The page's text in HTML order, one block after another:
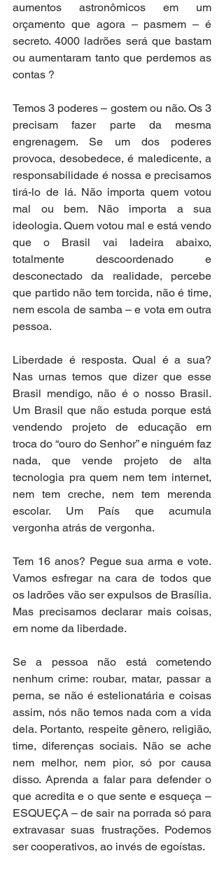
aumentos astronômicos em um
orçamento que agora – pasmem – é
secreto. 4000 ladrões será que bastam
ou aumentaram tanto que perdemos as
contas ?
Temos 3 poderes – gostem ou não. Os 3
precisam fazer parte da mesma
engrenagem. Se um dos poderes
provoca, desobedece, é maledicente, a
responsabilidade é nossa e precisamos
tirá-lo de lá. Não importa quem votou
mal ou bem. Não importa a sua
ideologia. Quem votou mal e está vendo
que o Brasil vai ladeira abaixo,
totalmente descoordenado e
desconectado da realidade, percebe
que partido não tem torcida, não é time,
nem escola de samba – e vota em outra
pessoa.
Liberdade é resposta. Qual é a sua?
Nas urnas temos que dizer que esse
Brasil mendigo, não é o nosso Brasil.
Um Brasil que não estuda porque está
vendendo projeto de educação em
troca do “ouro do Senhor” e ninguém faz
nada, que vende projeto de alta
tecnologia pra quem nem tem internet,
nem tem creche, nem tem merenda
escolar. Um País que acumula
vergonha atrás de vergonha.
Tem 16 anos? Pegue sua arma e vote.
Vamos esfregar na cara de todos que
os ladrões vão ser expulsos de Brasília.
Mas precisamos declarar mais coisas,
em nome da liberdade.
Se a pessoa não está cometendo
nenhum crime: roubar, matar, passar a
perna, se não é estelionatária e coisas
assim, nós não temos nada com a vida
dela. Portanto, respeite gênero, religião,
time, diferenças sociais. Não se ache
nem melhor, nem pior, só por causa
disso. Aprenda a falar para defender o
que acredita e o que sente e esqueça –
ESQUEÇA – de sair na porrada só para
extravasar suas frustrações. Podemos
ser cooperativos, ao invés de egoístas.